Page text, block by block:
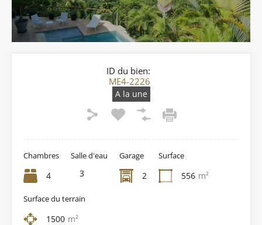
ID du bien:
ME4-2226
A la une
Chambres
4
Salle d'eau
3
Garage
2
Surface
556 m²
Surface du terrain
1500 m²